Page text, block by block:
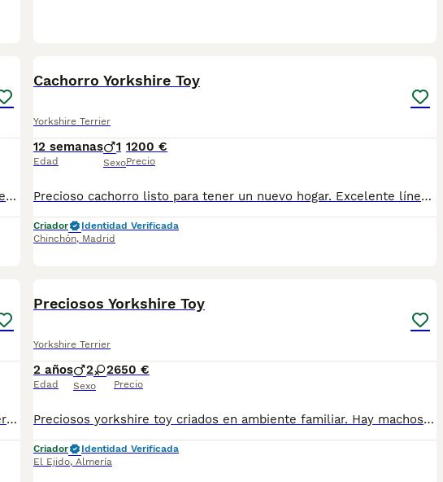
FINANCIAMOS. perritos preciosos, se entregan a partir de 2 meses y medio de edad, con mínimo 2 vacunas y 2 desparasitaciones. Se entregan con garantía vírica y genética. Con el microchip, su cartilla oficial, contrato de compra y factura. Compra responsablemente en un criador especializado, oficial y homologado con núcleo zoológico. Llámanos para más información. Los precios varían en función de la raza, edad, color y línea del cachorros
Cachorro Yorkshire Toy
Yorkshire Terrier
12 semanas
Edad
1
Sexo
1200 €
Precio
Precioso cachorro listo para tener un nuevo hogar. Excelente línea. Para más información llama al 676572107.
Criador
Identidad Verificada
Chinchón, Madrid
📞📞6️⃣4️⃣1️⃣9️⃣2️⃣2️⃣3️⃣9️⃣0️⃣📞📞📞📞 Espectaculares camadas de perritos de machos y hembras de Yorkshire toy pero corto y pelo largo nacionales descendientes de las mejores líneas de sangre. Disponibles tanto hembras como machos. Las camadas están bajo supervisión veterinaria desde su nacimiento hasta que son entregadas a su nueva familia. Criados por un equipo de profesionales y mejores personas que, con más de 20 años de experiencia , cuidan a los animales por vocación, aplicando una cría ética y responsable para que cada cachorro se desarrolle con la mejor salud y con un buen temperamento. Todos los cachorritos se entregan con unos dos meses y medio de edad y sus vacunas correspondientes, desparasitados interna y externamente, con certificado de salud, y garantía tanto por enfermedad vírica como congénito genética. Posibilidad de entregar en toda España mediante transporte propio preparado para animales y con chofer privado. Los precios pueden variar según las características y morfología de cada cachorro. Añádenos al whats app o llámanos, y encantados atenderemos todas tus dudas y consultas. Teléfono / Whats app: 641 92 23 90
Preciosos Yorkshire Toy
Yorkshire Terrier
2 años
Edad
2 2
Sexo
650 €
Precio
Preciosos yorkshire toy criados en ambiente familiar. Hay machos y hembras todos revisados por veterinario. Se entregan vacunados desparasitados y cartilla veterinaria. Pedigrí opcional. Se envía a toda españa. Mandamos fotos de los cachorros Tlf 618645328
Criador
Identidad Verificada
El Ejido, Almería